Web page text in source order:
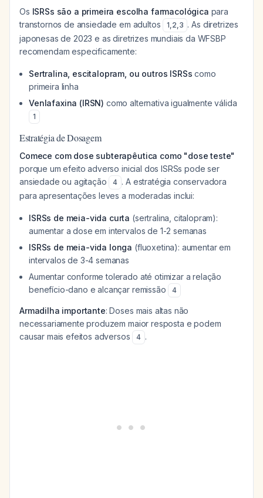
Os ISRSs são a primeira escolha farmacológica para
transtornos de ansiedade em adultos
1,2,3 . As diretrizes
japonesas de 2023 e as diretrizes mundiais da WFSBP
recomendam especificamente:
Sertralina, escitalopram, ou outros ISRSs como
primeira linha
Venlafaxina (IRSN) como alternativa igualmente válida
1
Estratégia de Dosagem
Comece com dose subterapêutica como "dose teste"
porque um efeito adverso inicial dos ISRSs pode ser
ansiedade ou agitação
4 . A estratégia conservadora
para apresentações leves a moderadas inclui:
ISRSs de meia-vida curta (sertralina, citalopram):
aumentar a dose em intervalos de 1-2 semanas
ISRSs de meia-vida longa (fluoxetina): aumentar em
intervalos de 3-4 semanas
Aumentar conforme tolerado até otimizar a relação
benefício-dano e alcançar remissão
4
Armadilha importante: Doses mais altas não
necessariamente produzem maior resposta e podem
causar mais efeitos adversos
4 .